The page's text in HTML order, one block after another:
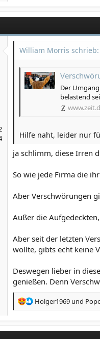
William Morris schrieb:
Der
belastend
Hilfe naht, leider nur
ja schlimm, diese Irren
So wie jede Firma die
Aber Verschwörungen
Außer die
Aber seit der letzten
wollte, gibts echt keine
Deswegen lieber in
genießen. Denn
R
a
Holger1969 und